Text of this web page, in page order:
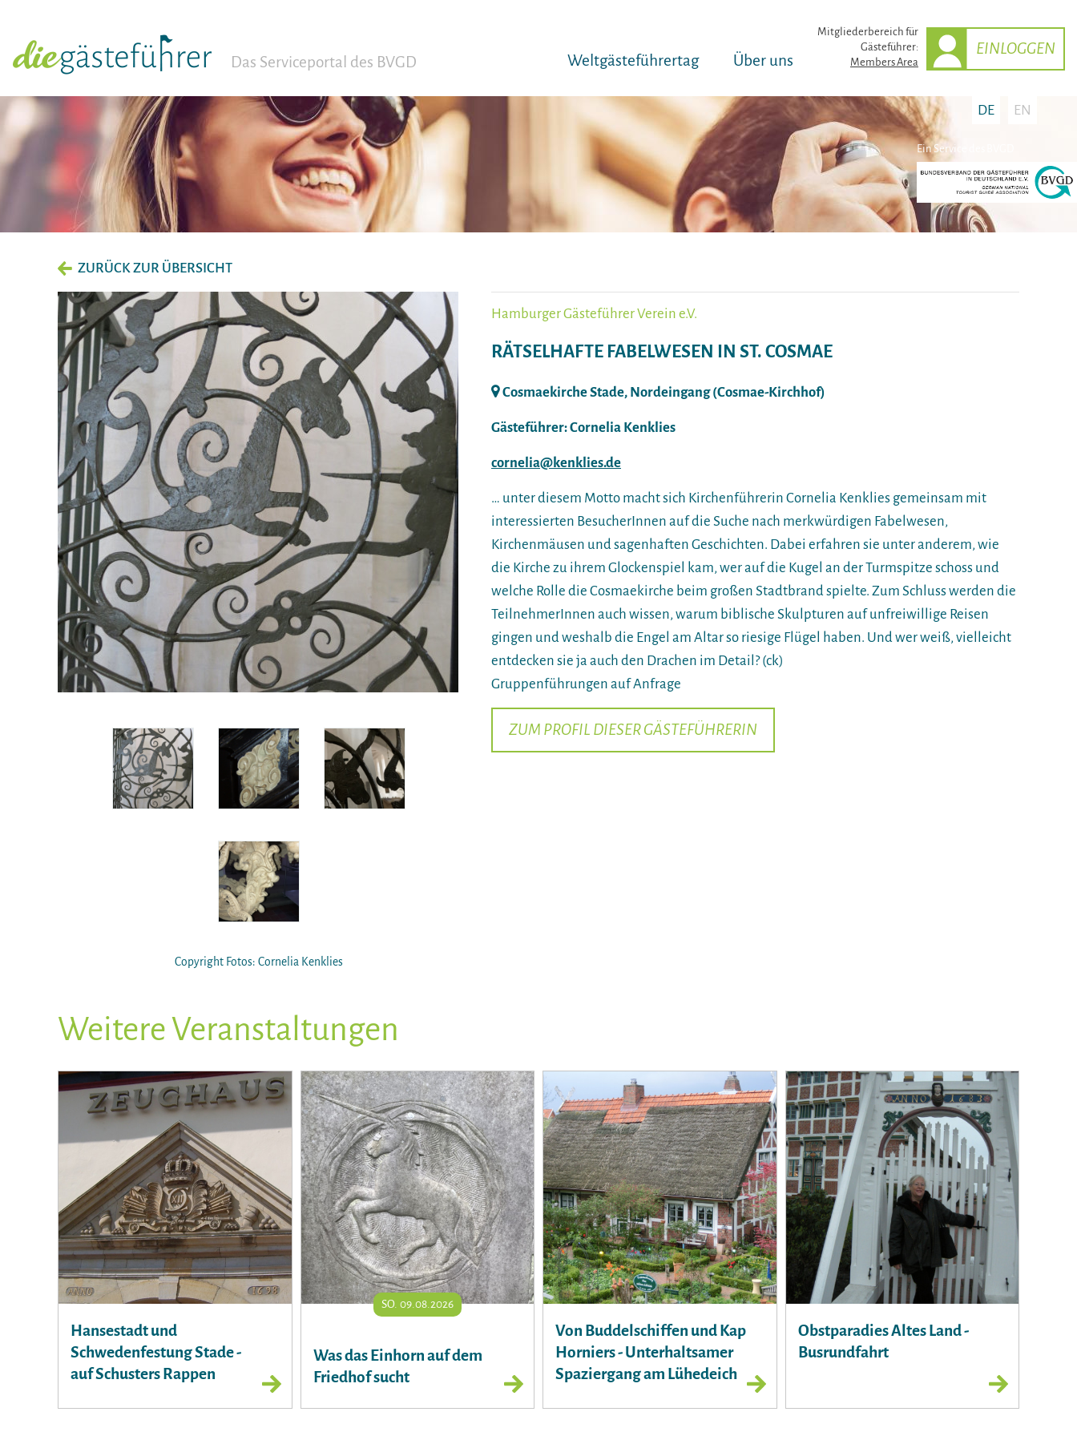
Das Serviceportal des BVGD Weltgäst­eführertag Über uns
Mitglieder­bereich für
Gästeführer:
Members Area
EINLOGGEN
Ein Service des BVGD
DE EN
ZURÜCK ZUR ÜBERSICHT
Copyright Fotos: Cornelia Kenklies
Hamburger Gästeführer Verein e.V.
RÄTSELHAFTE FABELWESEN IN ST. COSMAE
Cosmaekirche Stade, Nordeingang (Cosmae-Kirchhof)
Gästeführer: Cornelia Kenklies
cornelia@kenklies.de
… unter diesem Motto macht sich Kirchenführerin Cornelia Kenklies gemeinsam mit
interessierten BesucherInnen auf die Suche nach merkwürdigen Fabelwesen,
Kirchenmäusen und sagenhaften Geschichten. Dabei erfahren sie unter anderem, wie
die Kirche zu ihrem Glockenspiel kam, wer auf die Kugel an der Turmspitze schoss und
welche Rolle die Cosmaekirche beim großen Stadtbrand spielte. Zum Schluss werden die
TeilnehmerInnen auch wissen, warum biblische Skulpturen auf unfreiwillige Reisen
gingen und weshalb die Engel am Altar so riesige Flügel haben. Und wer weiß, vielleicht
entdecken sie ja auch den Drachen im Detail? (ck)
Gruppenführungen auf Anfrage
ZUM PROFIL DIESER GÄSTEFÜHRERIN
Weitere Veranstaltungen
Hansestadt und
Schwedenfestung Stade -
auf Schusters Rappen
SO. 09.08.2026
Was das Einhorn auf dem
Friedhof sucht
Von Buddelschiffen und Kap
Horniers - Unterhaltsamer
Spaziergang am Lühedeich
Obstparadies Altes Land -
Busrundfahrt